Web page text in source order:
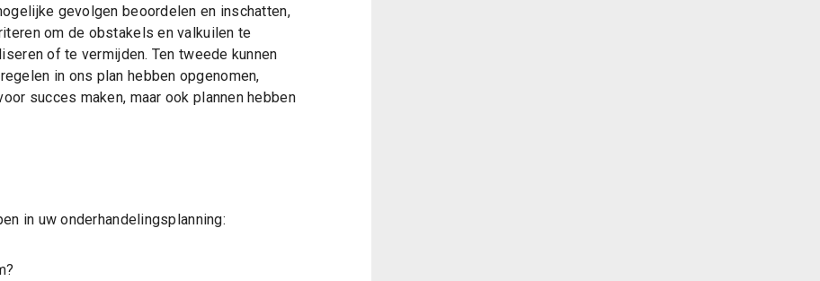
gevolgen beoordelen en inschatten,
om de obstakels en valkuilen te
of te vermijden. Ten tweede kunnen
in ons plan hebben opgenomen,
succes maken, maar ook plannen hebben
in uw onderhandelingsplanning: